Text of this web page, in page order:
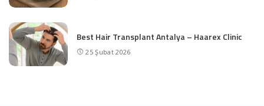
Best Hair Transplant Antalya – Haarex Clinic
25 Şubat 2026